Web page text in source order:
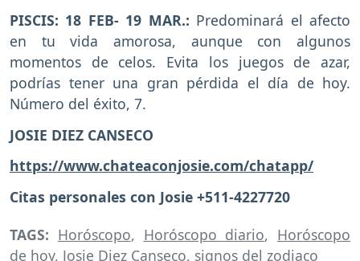
PISCIS: 18 FEB- 19 MAR.: Predominará el afecto
en tu vida amorosa, aunque con algunos
momentos de celos. Evita los juegos de azar,
podrías tener una gran pérdida el día de hoy.
Número del éxito, 7.
JOSIE DIEZ CANSECO
https://www.chateaconjosie.com/chatapp/
Citas personales con Josie +511-4227720
TAGS: Horóscopo, Horóscopo diario, Horóscopo
de hoy, Josie Diez Canseco, signos del zodiaco